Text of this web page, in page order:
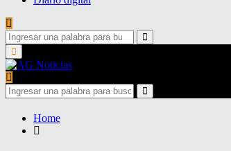
Search
for:
Search
Primary
Menu
Search
for:
Search
Home